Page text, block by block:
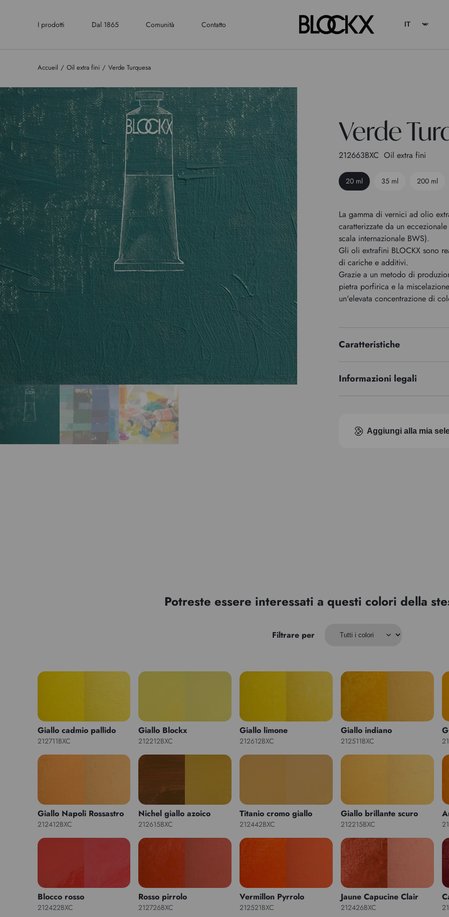
I prodotti Dal 1865 Comunità Contatto
Accueil Oil extra fini Verde Turquesa
Verde
212663BXC Oil extra fini
20 ml 35 ml 200 ml
La gamma di vernici ad olio
caratterizzate da un
scala internazionale BWS).
Gli oli extrafini BLOCKX sono
di cariche e additivi.
Grazie a un metodo di
pietra porfirica e la
un'elevata concentrazione di
Caratteristiche
Serie di premi
Informazioni legali
Aggiungi alla mia
Potreste essere interessati a questi colori della
Filtrare per
Giallo cadmio pallido
212711BXC
Giallo Blockx
212212BXC
Giallo limone
212612BXC
Giallo indiano
212511BXC
Giallo Napoli Rossastro
212412BXC
Nichel giallo azoico
212615BXC
Titanio cromo giallo
212442BXC
Giallo brillante scuro
212215BXC
Blocco rosso
212422BXC
Rosso pirrolo
212726BXC
Vermillon Pyrrolo
212521BXC
Jaune Capucine Clair
212426BXC